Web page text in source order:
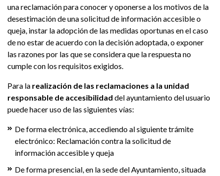
una reclamación para conocer y oponerse a los motivos de la
desestimación de una solicitud de información accesible o
queja, instar la adopción de las medidas oportunas en el caso
de no estar de acuerdo con la decisión adoptada, o exponer
las razones por las que se considera que la respuesta no
cumple con los requisitos exigidos.
Para la realización de las reclamaciones a la unidad
responsable de accesibilidad del ayuntamiento del usuario
puede hacer uso de las siguientes vías:
De forma electrónica, accediendo al siguiente trámite
electrónico: Reclamación contra la solicitud de
información accesible y queja
De forma presencial, en la sede del Ayuntamiento, situada